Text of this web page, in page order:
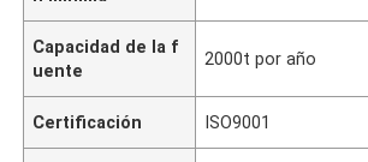
Capacidad de la f
uente
2000t por año
Certificación ISO9001